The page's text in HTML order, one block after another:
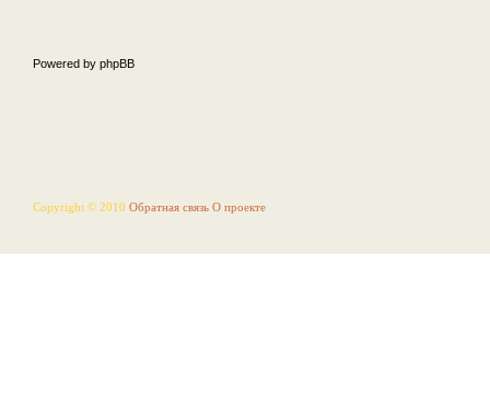
Powered by phpBB
Copyright © 2010 Обратная связь О проекте